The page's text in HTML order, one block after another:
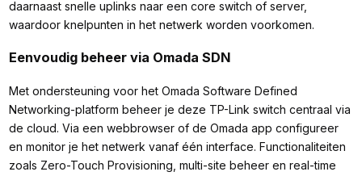
daarnaast snelle uplinks naar een core switch of server,
waardoor knelpunten in het netwerk worden voorkomen.
Eenvoudig beheer via Omada SDN
Met ondersteuning voor het Omada Software Defined
Networking-platform beheer je deze TP-Link switch centraal via
de cloud. Via een webbrowser of de Omada app configureer
en monitor je het netwerk vanaf één interface. Functionaliteiten
zoals Zero-Touch Provisioning, multi-site beheer en real-time